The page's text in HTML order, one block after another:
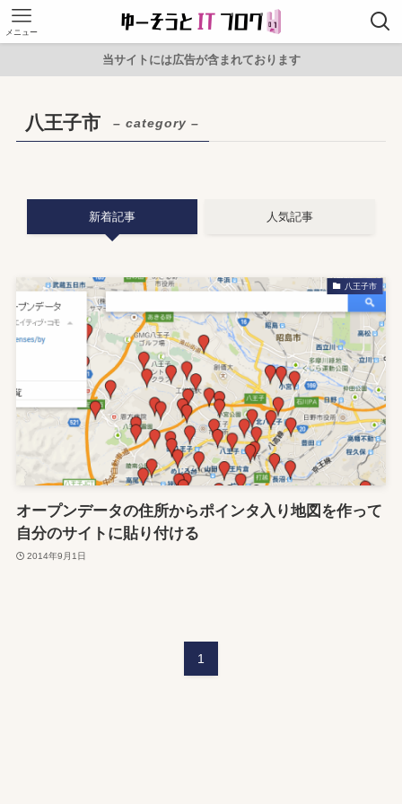
メニュー
当サイトには広告が含まれております
八王子市 – category –
新着記事 人気記事
八王子市
オープンデータの住所からポインタ入り地図を作って
自分のサイトに貼り付ける
2014年9月1日
1